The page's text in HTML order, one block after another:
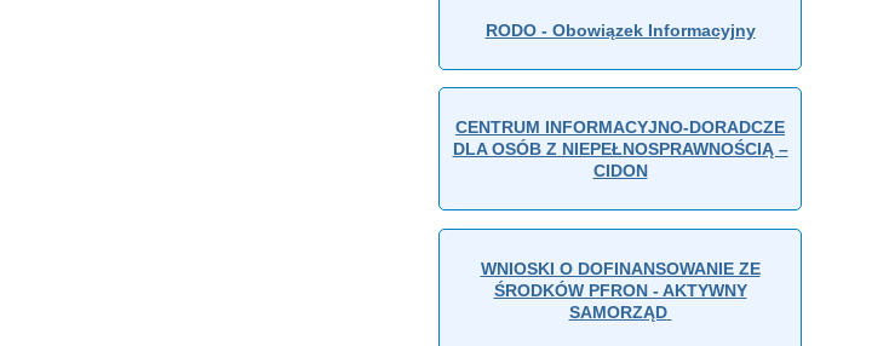
RODO - Obowiązek Informacyjny
CENTRUM INFORMACYJNO-DORADCZE
DLA OSÓB Z NIEPEŁNOSPRAWNOŚCIĄ –
CIDON
WNIOSKI O DOFINANSOWANIE ZE
ŚRODKÓW PFRON - AKTYWNY
SAMORZĄD